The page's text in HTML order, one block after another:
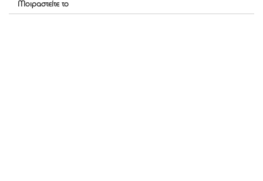
Μοιραστείτε το